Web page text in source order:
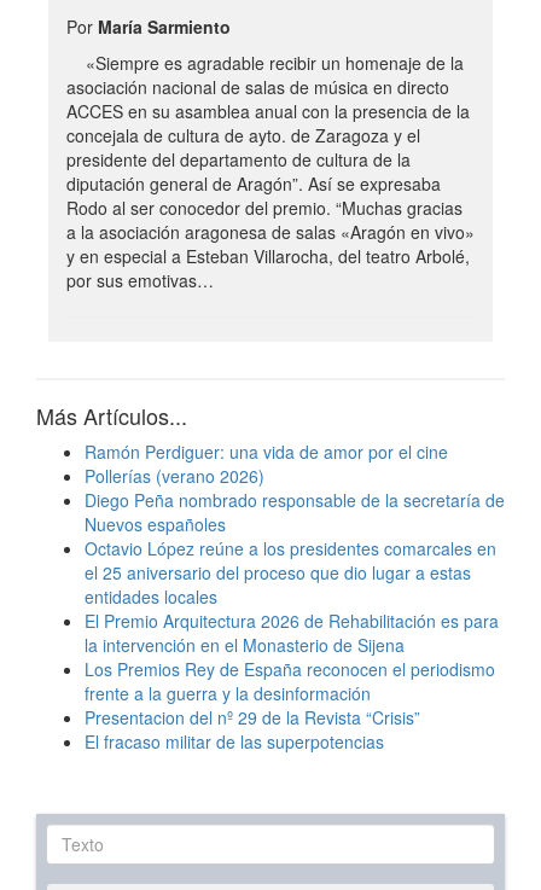
Por María Sarmiento
«Siempre es agradable recibir un homenaje de la
asociación nacional de salas de música en directo
ACCES en su asamblea anual con la presencia de la
concejala de cultura de ayto. de Zaragoza y el
presidente del departamento de cultura de la
diputación general de Aragón”. Así se expresaba
Rodo al ser conocedor del premio. “Muchas gracias
a la asociación aragonesa de salas «Aragón en vivo»
y en especial a Esteban Villarocha, del teatro Arbolé,
por sus emotivas…
Más Artículos...
Ramón Perdiguer: una vida de amor por el cine
Pollerías (verano 2026)
Diego Peña nombrado responsable de la secretaría de
Nuevos españoles
Octavio López reúne a los presidentes comarcales en
el 25 aniversario del proceso que dio lugar a estas
entidades locales
El Premio Arquitectura 2026 de Rehabilitación es para
la intervención en el Monasterio de Sijena
Los Premios Rey de España reconocen el periodismo
frente a la guerra y la desinformación
Presentacion del nº 29 de la Revista “Crisis”
El fracaso militar de las superpotencias
Texto